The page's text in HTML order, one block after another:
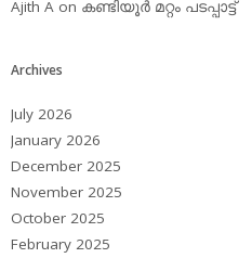
Ajith A on കണ്ടിയൂര്‍ മറ്റം പടപ്പാട്ട്‌
Archives
July 2026
January 2026
December 2025
November 2025
October 2025
February 2025